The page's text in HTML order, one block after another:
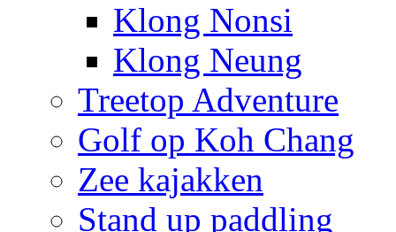
Klong Nonsi
Klong Neung
Treetop Adventure
Golf op Koh Chang
Zee kajakken
Stand up paddling